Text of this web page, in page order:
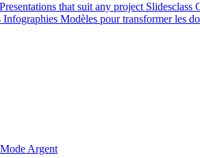
Presentations that suit any project Slidesclass
Infographies Modèles pour transformer les
Mode Argent